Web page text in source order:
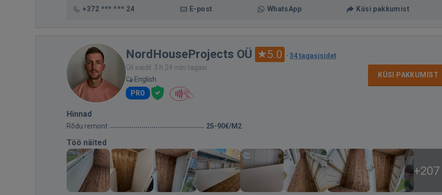
+372 *** *** 24 E-post WhatsApp Küsi pakkumist
NordHouseProjects OÜ 5.0 · 34 tagasisidet
Oli saidil: 3 h 24 min tagasi
English
PRO
KÜSI PAKKUMIST
Hinnad
Rõdu remont 25-90€/M2
Töö näited
+207